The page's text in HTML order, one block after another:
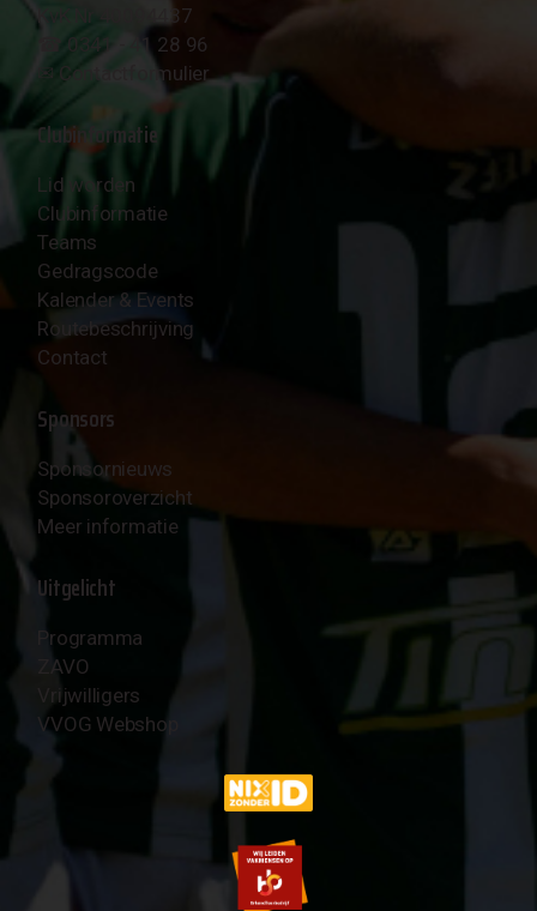
KvK Nr 40094437
☎︎ 0341 - 41 28 96
✉︎ Contactformulier
Clubinformatie
Lid worden
Clubinformatie
Teams
Gedragscode
Kalender & Events
Routebeschrijving
Contact
Sponsors
Sponsornieuws
Sponsoroverzicht
Meer informatie
Uitgelicht
Programma
ZAVO
Vrijwilligers
VVOG Webshop